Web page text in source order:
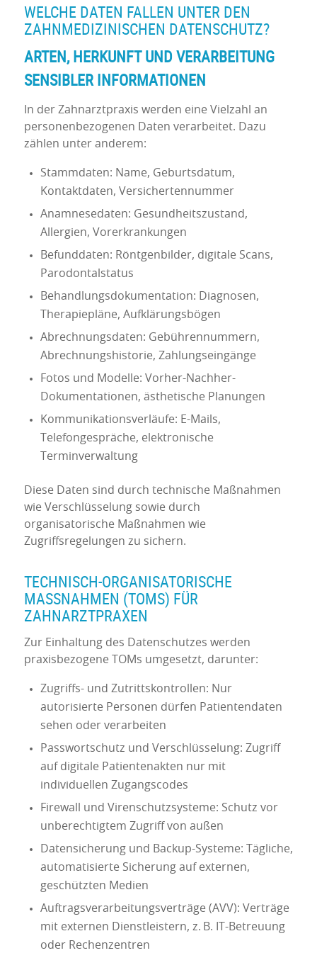
WELCHE DATEN FALLEN UNTER DEN
ZAHNMEDIZINISCHEN DATENSCHUTZ?
ARTEN, HERKUNFT UND VERARBEITUNG
SENSIBLER INFORMATIONEN
In der Zahnarztpraxis werden eine Vielzahl an
personenbezogenen Daten verarbeitet. Dazu
zählen unter anderem:
Stammdaten: Name, Geburtsdatum,
Kontaktdaten, Versichertennummer
Anamnesedaten: Gesundheitszustand,
Allergien, Vorerkrankungen
Befunddaten: Röntgenbilder, digitale Scans,
Parodontalstatus
Behandlungsdokumentation: Diagnosen,
Therapiepläne, Aufklärungsbögen
Abrechnungsdaten: Gebührennummern,
Abrechnungshistorie, Zahlungseingänge
Fotos und Modelle: Vorher-Nachher-
Dokumentationen, ästhetische Planungen
Kommunikationsverläufe: E-Mails,
Telefongespräche, elektronische
Terminverwaltung
Diese Daten sind durch technische Maßnahmen
wie Verschlüsselung sowie durch
organisatorische Maßnahmen wie
Zugriffsregelungen zu sichern.
TECHNISCH-ORGANISATORISCHE
MASSNAHMEN (TOMS) FÜR Z
AHNARZTPRAXEN
Zur Einhaltung des Datenschutzes werden
praxisbezogene TOMs umgesetzt, darunter:
Zugriffs- und Zutrittskontrollen: Nur
autorisierte Personen dürfen Patientendaten
sehen oder verarbeiten
Passwortschutz und Verschlüsselung: Zugriff
auf digitale Patientenakten nur mit
individuellen Zugangscodes
Firewall und Virenschutzsysteme: Schutz vor
unberechtigtem Zugriff von außen
Datensicherung und Backup-Systeme: Tägliche,
automatisierte Sicherung auf externen,
geschützten Medien
Auftragsverarbeitungsverträge (AVV): Verträge
mit externen Dienstleistern, z. B. IT-Betreuung
oder Rechenzentren